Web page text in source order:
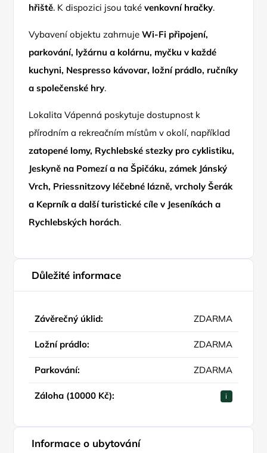
hřiště. K dispozici jsou takévenkovní hračky.
Vybavení objektu zahrnujeWi-Fi připojení,
parkování, lyžárnu a kolárnu, myčku v každé
kuchyni, Nespresso kávovar, ložní prádlo, ručníky
a společenské hry.
Lokalita Vápenná poskytuje dostupnost k
přírodním a rekreačním místům v okolí, například
zatopené lomy, Rychlebské stezky pro cyklistiku,
Jeskyně na Pomezí a na Špičáku, zámek Jánský
Vrch, Priessnitzovy léčebné lázně, vrcholy Šerák
a Keprník a další turistické cíle v Jeseníkách a
Rychlebských horách.
Důležité informace
Závěrečný úklid: ZDARMA
Ložní prádlo: ZDARMA
Parkování: ZDARMA
Záloha (10000 Kč): i
Informace o ubytování